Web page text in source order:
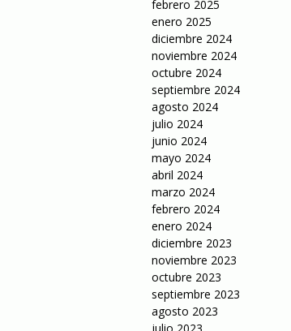
febrero 2025
enero 2025
diciembre 2024
noviembre 2024
octubre 2024
septiembre 2024
agosto 2024
julio 2024
junio 2024
mayo 2024
abril 2024
marzo 2024
febrero 2024
enero 2024
diciembre 2023
noviembre 2023
octubre 2023
septiembre 2023
agosto 2023